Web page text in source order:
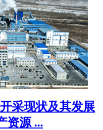
采现状及其发展
资源 ...